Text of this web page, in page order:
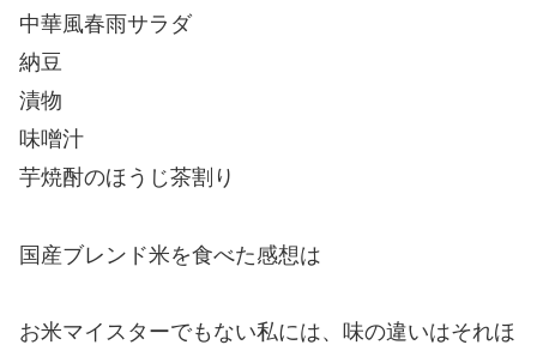
中華風春雨サラダ
納豆
漬物
味噌汁
芋焼酎のほうじ茶割り
国産ブレンド米を食べた感想は
お米マイスターでもない私には、味の違いはそれほ